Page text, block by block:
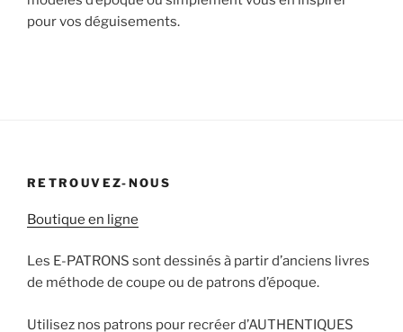
pour vos déguisements.
RETROUVEZ-NOUS
Boutique en ligne
Les E-PATRONS sont dessinés à partir d’anciens livres
de méthode de coupe ou de patrons d’époque.
Utilisez nos patrons pour recréer d’AUTHENTIQUES